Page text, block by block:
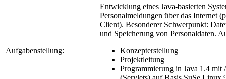
Aufgabenstellung:
Entwicklung eines Java-basierten
Personalmeldungen über das Internet
Client). Besonderer Schwerpunkt:
und Speicherung von Personaldaten.
Konzepterstellung
Projektleitung
Programmierung in Java 1.4 mit